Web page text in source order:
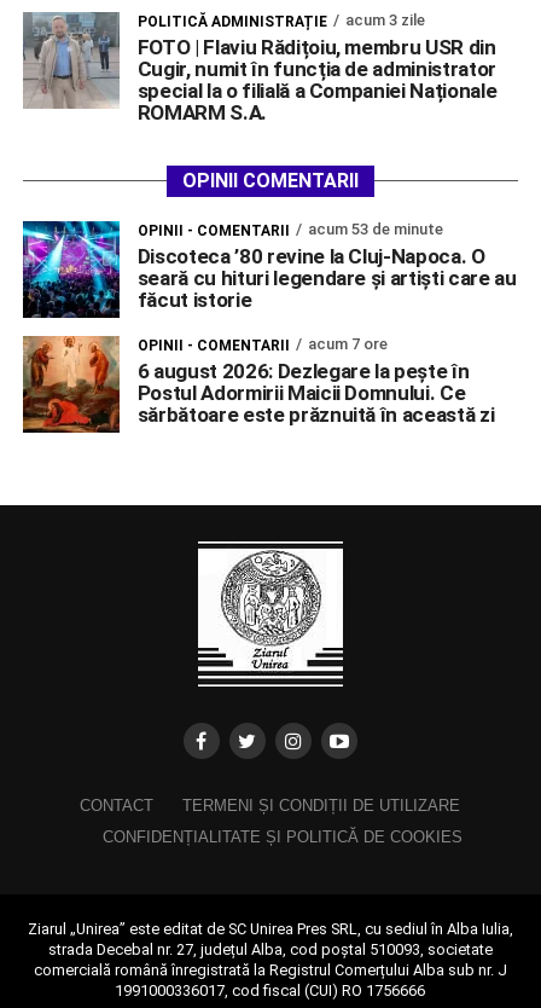
POLITICĂ ADMINISTRAȚIE acum 3 zile
FOTO | Flaviu Rădițoiu, membru USR din
Cugir, numit în funcția de administrator
special la o filială a Companiei Naționale
ROMARM S.A.
OPINII COMENTARII
OPINII - COMENTARII acum 53 de minute
Discoteca ’80 revine la Cluj-Napoca. O
seară cu hituri legendare și artiști care au
făcut istorie
OPINII - COMENTARII acum 7 ore
6 august 2026: Dezlegare la pește în
Postul Adormirii Maicii Domnului. Ce
sărbătoare este prăznuită în această zi
CONTACT
TERMENI ȘI CONDIȚII DE UTILIZARE
CONFIDENȚIALITATE ȘI POLITICĂ DE COOKIES
Ziarul „Unirea” este editat de SC Unirea Pres SRL, cu sediul în Alba Iulia,
strada Decebal nr. 27, județul Alba, cod poștal 510093, societate
comercială română înregistrată la Registrul Comerțului Alba sub nr. J
1991000336017, cod fiscal (CUI) RO 1756666